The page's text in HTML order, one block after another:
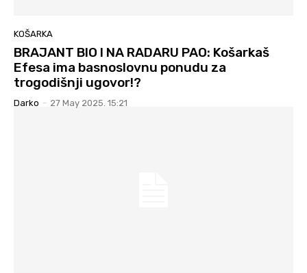
KOŠARKA
BRAJANT BIO I NA RADARU PAO: Košarkaš
Efesa ima basnoslovnu ponudu za
trogodišnji ugovor!?
Darko - 27 May 2025. 15:21